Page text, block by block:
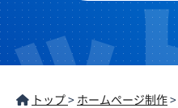
トップ> ホームページ制作>